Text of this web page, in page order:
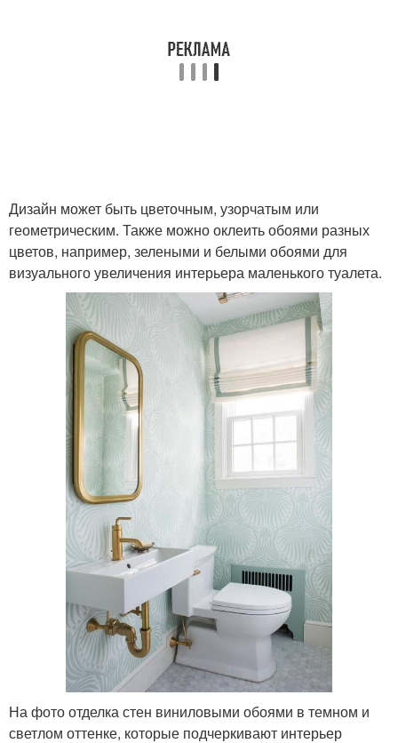
Дизайн может быть цветочным, узорчатым или
геометрическим. Также можно оклеить обоями разных
цветов, например, зелеными и белыми обоями для
визуального увеличения интерьера маленького туалета.
На фото отделка стен виниловыми обоями в темном и
светлом оттенке, которые подчеркивают интерьер